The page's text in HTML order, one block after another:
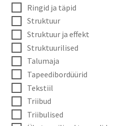
Ringid ja täpid
Struktuur
Struktuur ja effekt
Struktuurilised
Talumaja
Tapeedibordüürid
Tekstiil
Triibud
Triibulised